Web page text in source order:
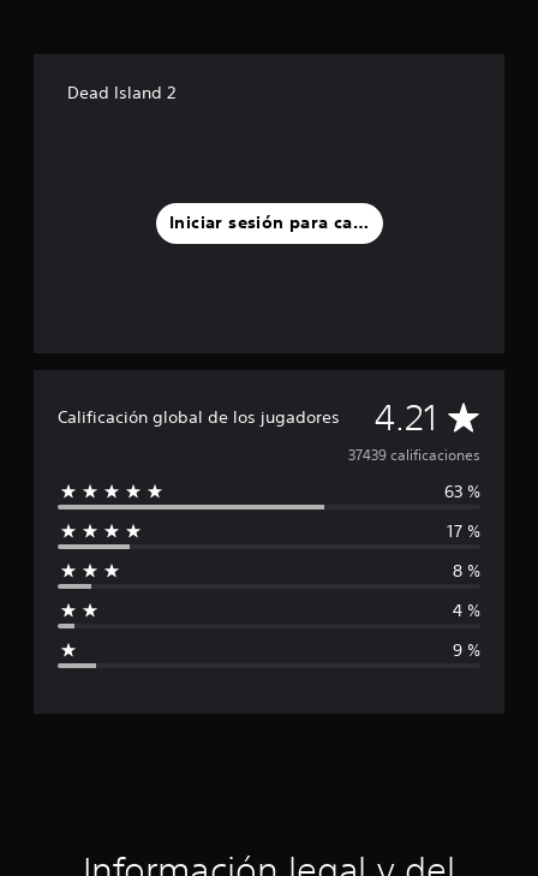
Dead Island 2
Iniciar sesión para calificar
Calificación global de los jugadores 4.21 C
a
l
a
ó
37439 calificaciones
63 %
17 %
8 %
4 %
9 %